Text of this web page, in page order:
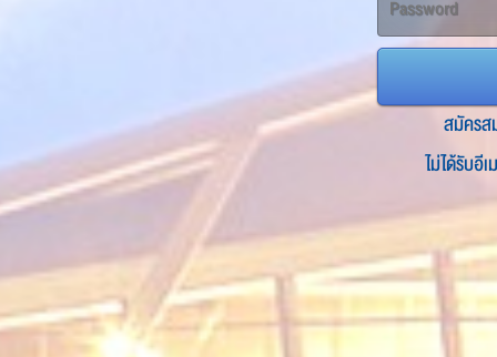
สมัครส
ไม่ได้รับอี